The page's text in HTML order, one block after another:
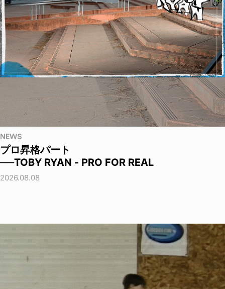
NEWS
プロ昇格パート
──TOBY RYAN - PRO FOR REAL
2026.08.08